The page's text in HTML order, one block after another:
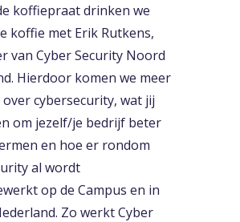
koffiepraat drinken we
koffie met Erik Rutkens,
van Cyber Security Noord
Hierdoor komen we meer
cybersecurity, wat jij
om jezelf/je bedrijf beter
en hoe er rondom
al wordt
op de Campus en in
Zo werkt Cyber